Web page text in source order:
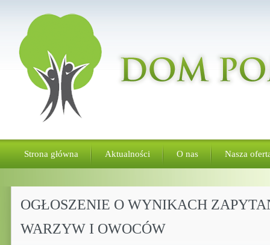
Strona główna Aktualności O nas Nasza
OGŁOSZENIE O WYNIKACH
WARZYW I OWOCÓW